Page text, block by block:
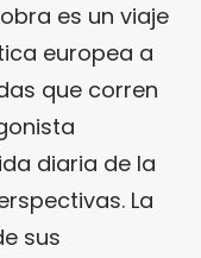
es un viaje
europea a
que corren
diaria de la
La
sus